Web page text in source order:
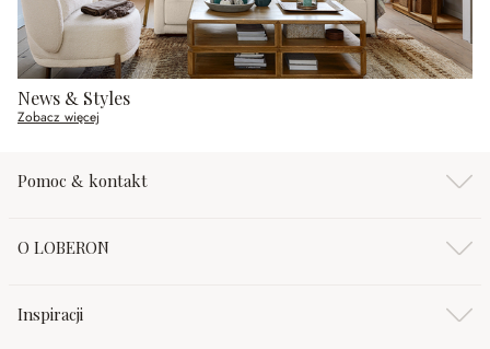
News & Styles
Zobacz więcej
Pomoc & kontakt
O LOBERON
Inspiracji